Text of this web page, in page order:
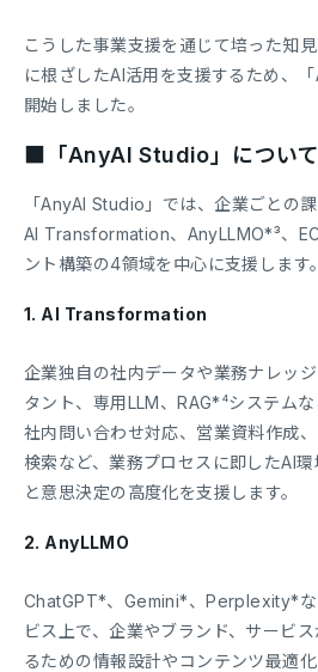
こうした事業支援を通じて培った知
に根ざしたAI活用を支援するため、
開始しました。
■「AnyAI Studio」について
「AnyAI Studio」では、企業ごとの
AI Transformation、AnyLLMO*³、
ント構築の4領域を中心に支援します。
1. AI Transformation
企業独自の社内データや業務ナレッ
タント、専用LLM、RAG*⁴システムな
社内問い合わせ対応、営業資料作成
検索など、業務プロセスに即したAI
と意思決定の高度化を支援します。
2. AnyLLMO
ChatGPT*、Gemini*、Perplexity*な
ビス上で、企業やブランド、サービ
るための情報設計やコンテンツ最適